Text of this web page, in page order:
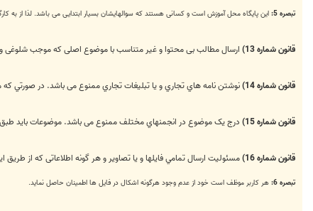
تبصره 5: این پایگاه محل آموزش است و کسانی هستند که سوالهایشان بسیار ابتدایی می باشد. لذا از به
قانون شماره 13) ارسال مطالب بی محتوا و غیر متناسب با موضوع اصلی که موجب
قانون شماره 14) نوشتن نامه هاي تجاري و يا تبليغات تجاري ممنوع می باشد. در صورتي
قانون شماره 15) درج یک موضوع در انجمنهاي مختلف ممنوع می باشد. موضوعات باید طبق قانون شماره 10 ، در انجمن مناسب
قانون شماره 16) مسئوليت ارسال تمامي فايلها و يا تصاوير و هر گونه اطلاعاتی كه از
تبصره 6: هر کاربر موظف است خود از عدم وجود هرگونه اشکال در فایل ها اطمینان حاصل نماید.